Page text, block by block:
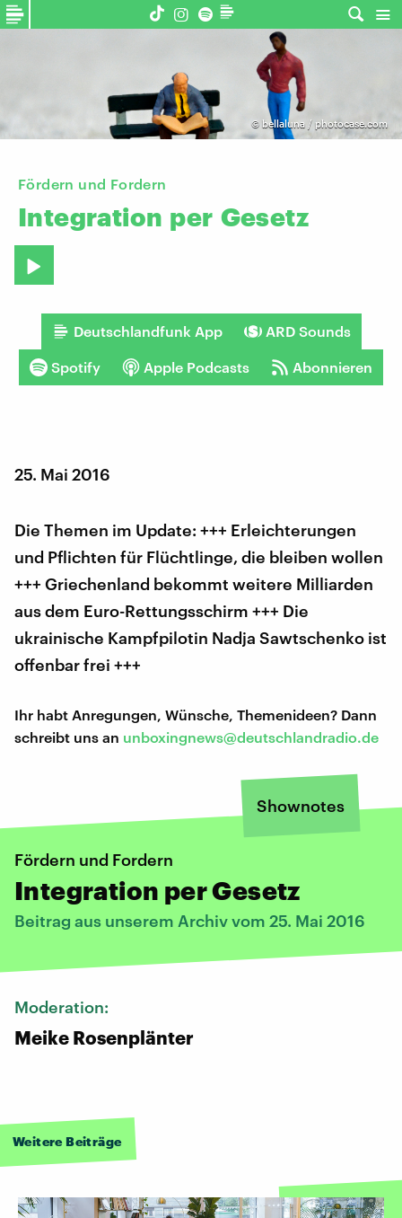
© bellaluna / photocase.com
Fördern und Fordern
Integration per Gesetz
Deutschlandfunk App ARD Sounds
Spotify Apple Podcasts Abonnieren
25. Mai 2016
Die Themen im Update: +++ Erleichterungen
und Pflichten für Flüchtlinge, die bleiben wollen
+++ Griechenland bekommt weitere Milliarden
aus dem Euro-Rettungsschirm +++ Die
ukrainische Kampfpilotin Nadja Sawtschenko ist
offenbar frei +++
Ihr habt Anregungen, Wünsche, Themenideen? Dann
schreibt uns an unboxingnews@deutschlandradio.de
Shownotes
Fördern und Fordern
Integration per Gesetz
Beitrag aus unserem Archiv vom 25. Mai 2016
Moderation:
Meike Rosenplänter
Weitere Beiträge